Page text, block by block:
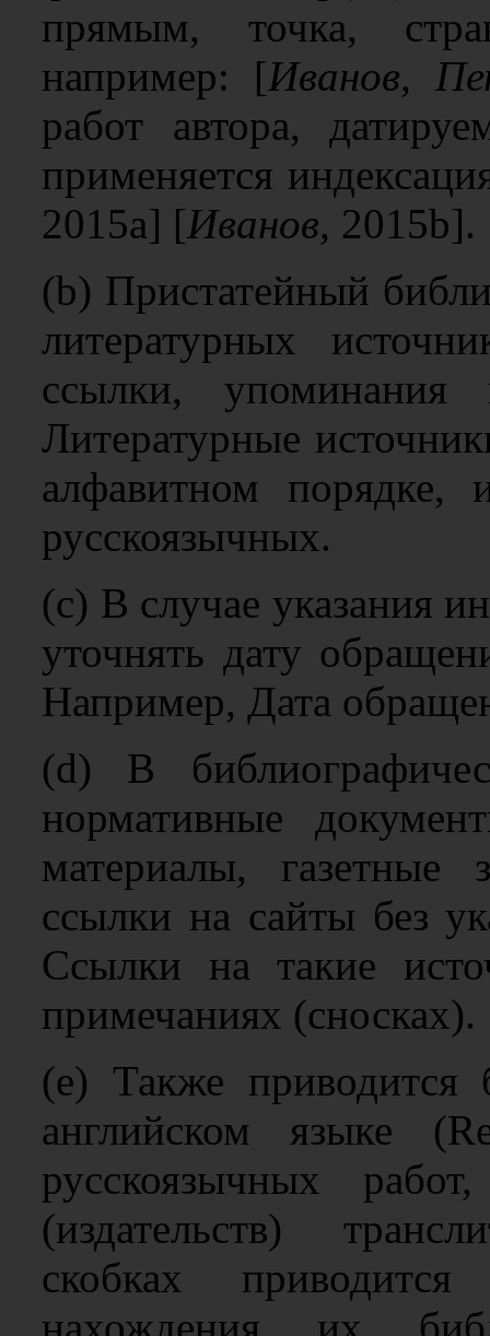
прямым, точка,
например: [Иванов,
работ автора,
применяется
2015a] [Иванов, 2015b].
(b) Пристатейный
литературных
ссылки,
Литературные
алфавитном порядке,
русскоязычных.
(c) В случае указания
уточнять дату
Например, Дата
(d) В
нормативные
материалы, газетные
ссылки на сайты без
Ссылки на такие
примечаниях (сносках).
(e) Также приводится
английском языке
русскоязычных
(издательств)
скобках